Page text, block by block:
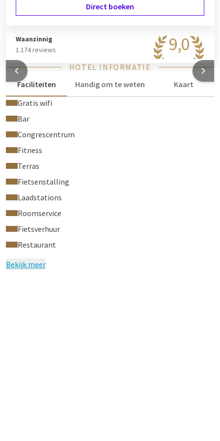
maken? Wij helpen u graag met het verkennen van de
mogelijkheden. Voor meer informatie over de verschillende
GO FOREST - Skip your room cleaning & plant a tree!
U kunt bij Hotel Gent de keuze maken om uw tussentijdse
kamerschoonmaak over te slaan en in ruil hiervoor een boom
te planten. Wij werken samen met Go Forest, een organisatie
met als missie de ontbossing tegen te gaan door het planten
van bomen in ontwikkelingsgebieden. Indien u kiest om uw
met Go Forest een boom planten in Madagaskar. Als gast kan
u het verschil maken!
Lees meer over het Go Forest project
Het gehele hotel is rookvrij. Roken is niet toegestaan in
dit hotel. Mocht u in uw hotelkamer roken dan zijn wij
genoodzaakt onmiddellijk extra kosten (€250,-) in
Direct boeken
9,0
Waanzinnig
1.174 reviews
HOTEL INFORMATIE
Faciliteiten
Handig om te weten
Kaart
Gratis wifi
Bar
Congrescentrum
Fitness
Terras
Fietsenstalling
Laadstations
Roomservice
Fietsverhuur
Restaurant
Bekijk meer